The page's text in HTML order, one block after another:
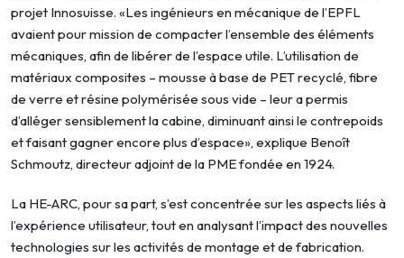
projet Innosuisse. «Les ingénieurs en mécanique de l’EPFL
avaient pour mission de compacter l’ensemble des éléments
mécaniques, afin de libérer de l’espace utile. L’utilisation de
matériaux composites – mousse à base de PET recyclé, fibre
de verre et résine polymérisée sous vide – leur a permis
d’alléger sensiblement la cabine, diminuant ainsi le contrepoids
et faisant gagner encore plus d’espace», explique Benoît
Schmoutz, directeur adjoint de la PME fondée en 1924.
La HE-ARC, pour sa part, s’est concentrée sur les aspects liés à
l’expérience utilisateur, tout en analysant l’impact des nouvelles
technologies sur les activités de montage et de fabrication.